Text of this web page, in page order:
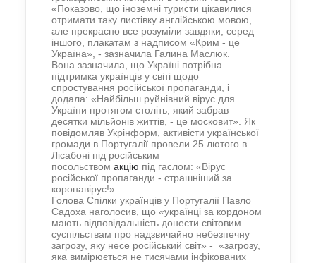
«Показово, що іноземні туристи цікавилися
отримати таку листівку англійською мовою,
але прекрасно все розуміли завдяки, серед
іншого, плакатам з надписом «Крим - це
Україна», - зазначила Галина Маслюк.
Вона зазначила, що Україні потрібна
підтримка українців у світі щодо
спростування російської пропаганди, і
додала: «Найбільш руйнівний вірус для
України протягом століть, який забрав
десятки мільйонів життів, - це московит». Як
повідомляв Укрінформ, активісти української
громади в Португалії провели 25 лютого в
Лісабоні під російським
посольством акцію під гаслом: «Вірус
російської пропаганди - страшніший за
коронавірус!».
Голова Спілки українців у Португалії Павло
Садоха наголосив, що «українці за кордоном
мають відповідальність донести світовим
суспільствам про надзвичайно небезпечну
загрозу, яку несе російський світ» - «загрозу,
яка вимірюється не тисячами інфікованих